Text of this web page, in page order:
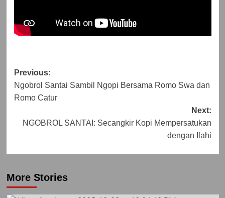
Post
navigation
Previous:
Ngobrol Santai Sambil Ngopi Bersama Romo Swa dan
Romo Catur
Next:
NGOBROL SANTAI: Secangkir Kopi Mempersatukan
dengan Ilahi
More Stories